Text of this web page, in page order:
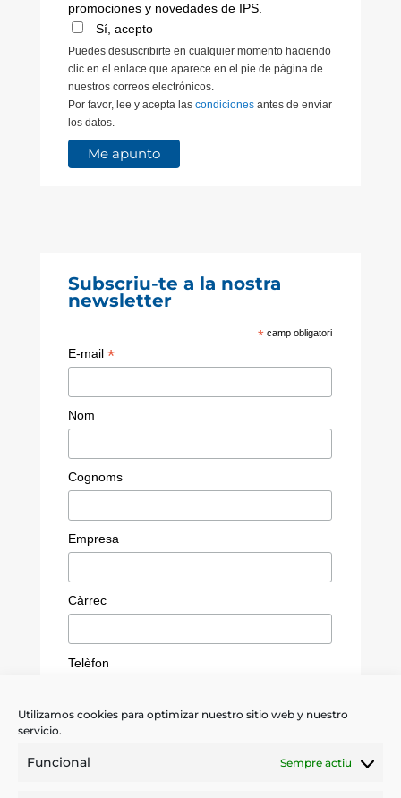
Utilizamos cookies para optimizar nuestro sitio web y nuestro
servicio.
Funcional Sempre actiu
promociones y novedades de IPS.
Sí, acepto
Puedes desuscribirte en cualquier momento haciendo
clic en el enlace que aparece en el pie de página de
nuestros correos electrónicos.
Por favor, lee y acepta las condicionesantes de enviar
los datos.
Subscriu-te a la nostra
newsletter
*camp obligatori
E-mail *
Nom
Cognoms
Empresa
Càrrec
Telèfon